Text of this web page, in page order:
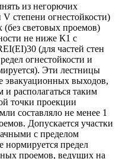
из негорючих
степени огнестойкости)
(без световых проемов)
не ниже К1 с
(для частей стен
огнестойкости и
Эти лестницы
эвакуационных выходов,
располагаться таким
точки проекции
составляло не менее 1
Допускается участки
с пределом
нормируется предел
проемов, ведущих на